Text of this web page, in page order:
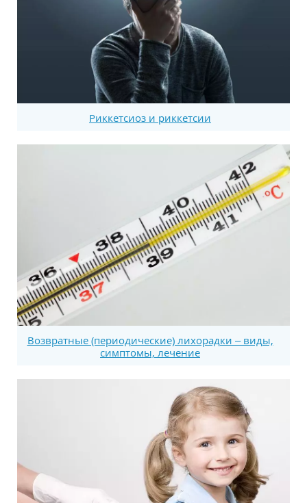
Риккетсиоз и риккетсии
Возвратные (периодические) лихорадки – виды,
симптомы, лечение